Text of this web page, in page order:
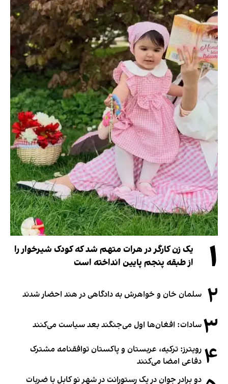
۱
یک زن کارگر در هرات متهم شد که کودک شیرخوار را
از طبقه پنجم پایین انداخته است
۲ سلمان خان و خواهرش به دادگاهی در هند احضار شدند
۳سادات: افغان‌ها اول می‌جنگند بعد سیاست می‌کنند
۴ رویترز: ترکیه، عربستان و پاکستان توافقنامه مشترک
دفاعی امضا می‌کنند
دو برادر جوان در یک رستورانت در شهر نو کابل با ضربات